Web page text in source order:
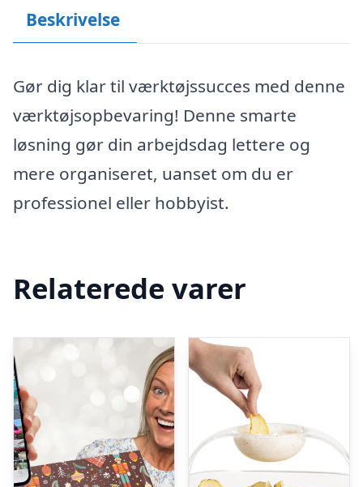
Beskrivelse
Gør dig klar til værktøjssucces med denne
værktøjsopbevaring! Denne smarte
løsning gør din arbejdsdag lettere og
mere organiseret, uanset om du er
professionel eller hobbyist.
Relaterede varer